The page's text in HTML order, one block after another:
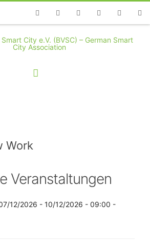
TelefonFacebookTwitterYoutubeInstagramLinkedin
Work
Veranstaltungen
12/2026 - 10/12/2026 - 09:00 -